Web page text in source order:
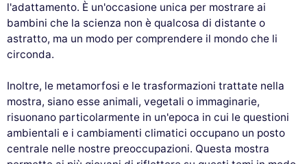
l'adattamento. È un'occasione unica per mostrare ai
bambini che la scienza non è qualcosa di distante o
astratto, ma un modo per comprendere il mondo che li
circonda.
Inoltre, le metamorfosi e le trasformazioni trattate nella
mostra, siano esse animali, vegetali o immaginarie,
risuonano particolarmente in un'epoca in cui le questioni
ambientali e i cambiamenti climatici occupano un posto
centrale nelle nostre preoccupazioni. Questa mostra